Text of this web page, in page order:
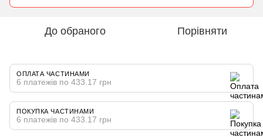
До обраного Порівняти
ОПЛАТА ЧАСТИНАМИ
6 платежів по 433.17 грн
ПОКУПКА ЧАСТИНАМИ
6 платежів по 433.17 грн